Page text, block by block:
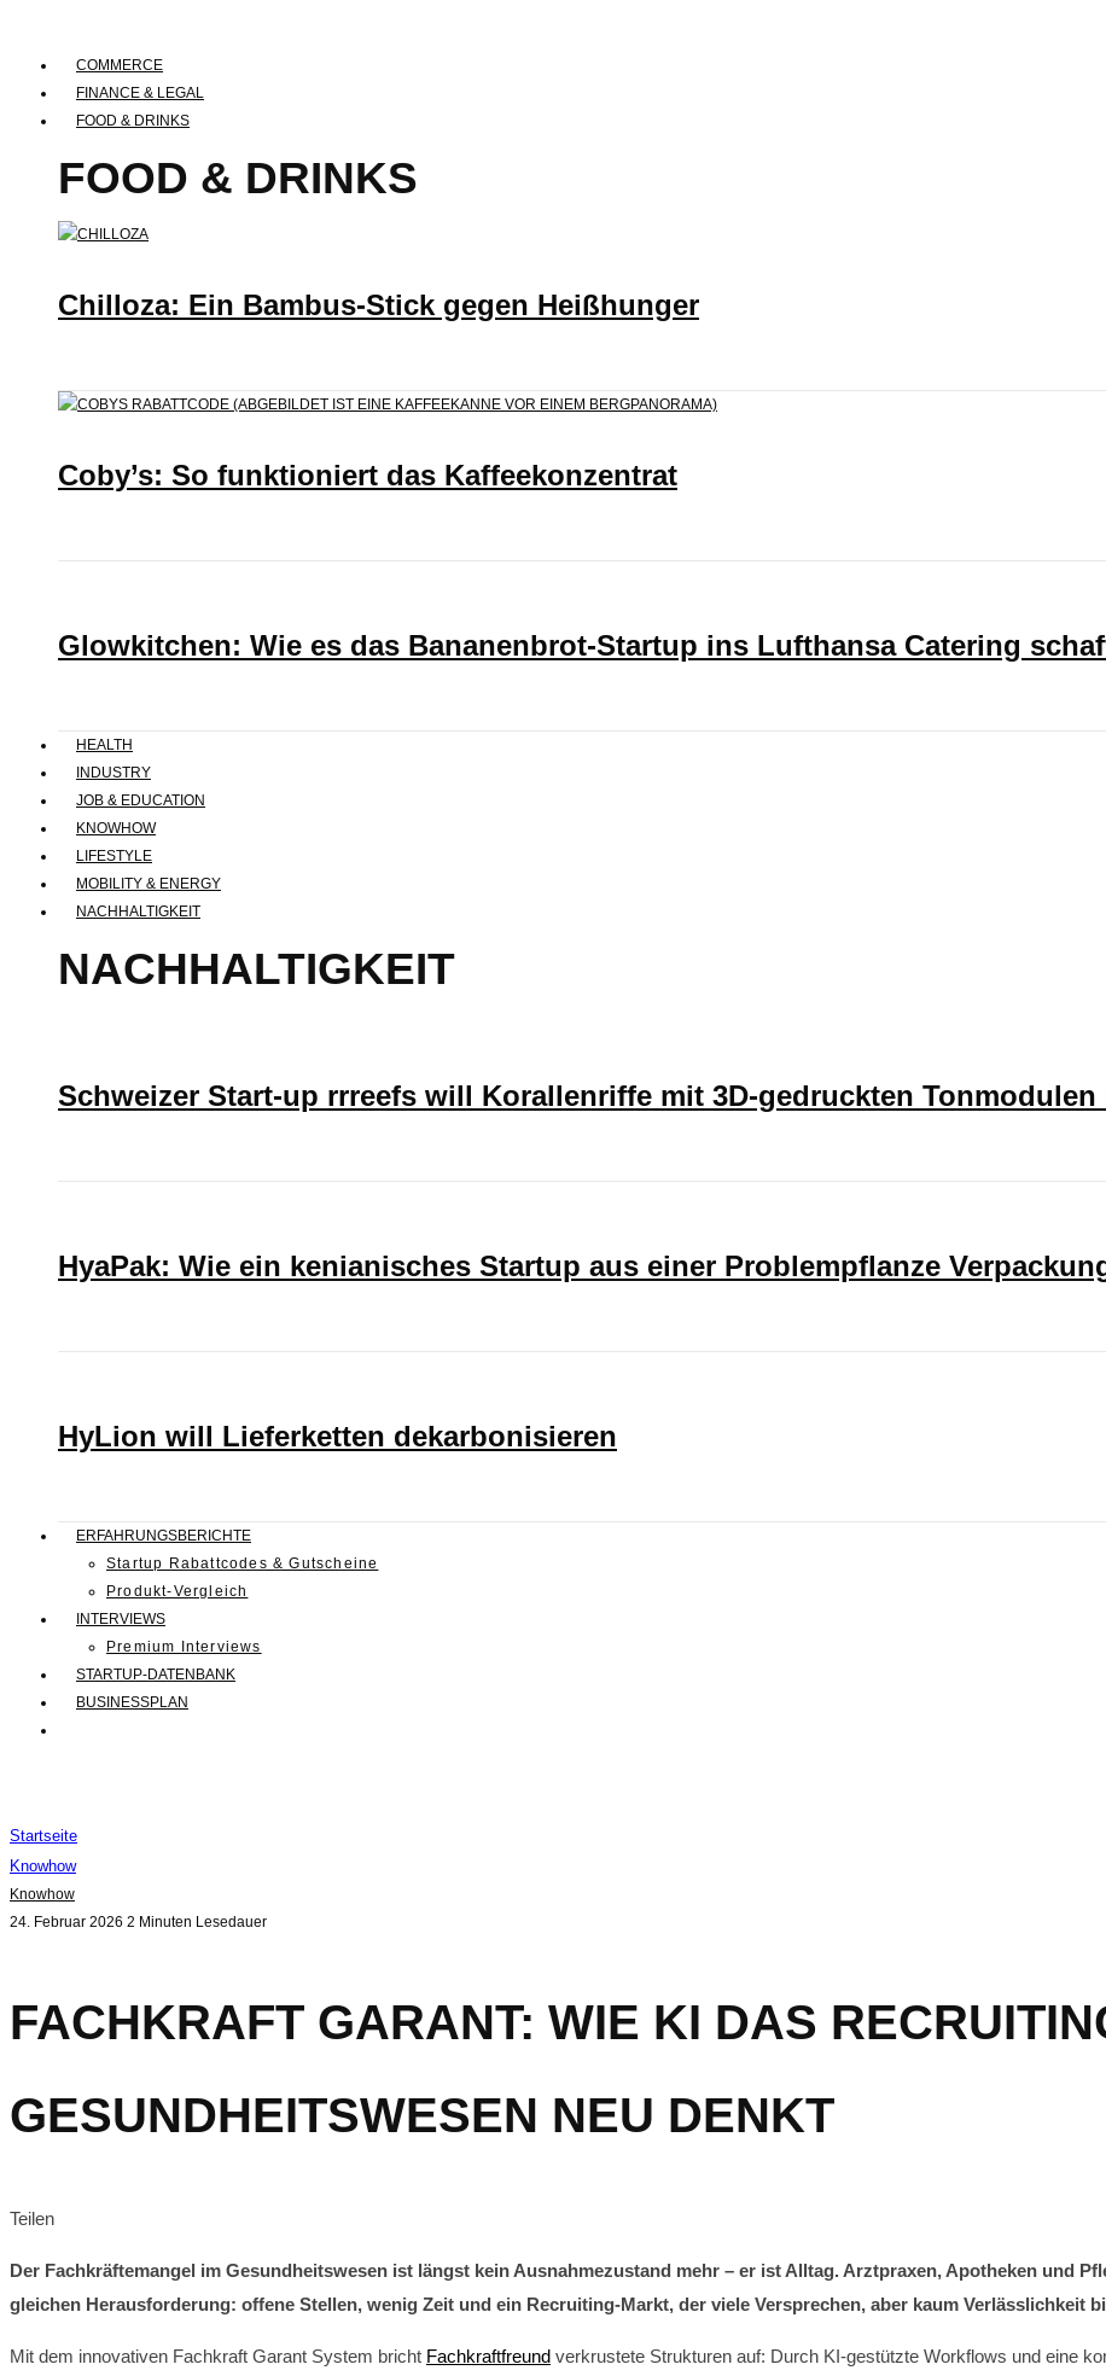
COMMERCE
FINANCE & LEGAL
FOOD & DRINKS
FOOD & DRINKS
Chilloza: Ein Bambus-Stick gegen Heißhunger
Coby’s: So funktioniert das Kaffeekonzentrat
Glowkitchen: Wie es das Bananenbrot-Startup ins Lufthansa Catering
HEALTH
INDUSTRY
JOB & EDUCATION
KNOWHOW
LIFESTYLE
MOBILITY & ENERGY
NACHHALTIGKEIT
NACHHALTIGKEIT
Schweizer Start-up rrreefs will Korallenriffe mit 3D-gedruckten Tonmodulen
HyaPak: Wie ein kenianisches Startup aus einer Problempflanze
HyLion will Lieferketten dekarbonisieren
ERFAHRUNGSBERICHTE
Startup Rabattcodes & Gutscheine
Produkt-Vergleich
INTERVIEWS
Premium Interviews
STARTUP-DATENBANK
BUSINESSPLAN
Startseite
Knowhow
Knowhow
24. Februar 2026 2 Minuten Lesedauer
FACHKRAFT GARANT: WIE KI DAS
GESUNDHEITSWESEN NEU DENKT
Teilen
Der Fachkräftemangel im Gesundheitswesen ist längst kein Ausnahmezustand mehr – er ist Alltag. Arztpraxen, Apotheken und
gleichen Herausforderung: offene Stellen, wenig Zeit und ein Recruiting-Markt, der viele Versprechen, aber kaum Verlässlichkeit
Mit dem innovativen Fachkraft Garant System bricht Fachkraftfreund verkrustete Strukturen auf: Durch KI-gestützte Workflows und eine